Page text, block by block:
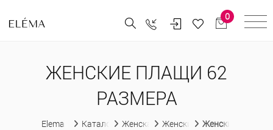
0
ЖЕНСКИЕ ПЛАЩИ 62
РАЗМЕРА
Elema Каталог Женская одеждаЖенские плащиЖенские плащи